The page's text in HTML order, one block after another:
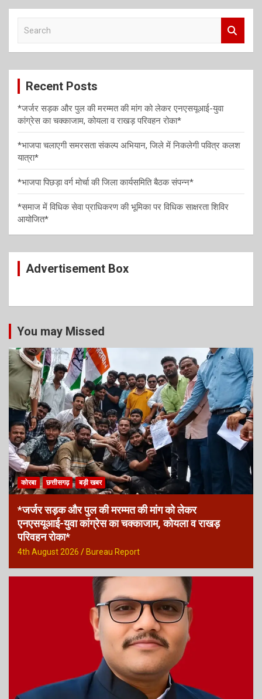
g
ac
Recent Posts
*जर्जर सड़क और पुल की मरम्मत की मांग को लेकर एनएसयूआई-युवा
कांग्रेस का चक्काजाम, कोयला व राखड़ परिवहन रोका*
*भाजपा चलाएगी समरसता संकल्प अभियान, जिले में निकलेगी पवित्र कलश
यात्रा*
*भाजपा पिछड़ा वर्ग मोर्चा की जिला कार्यसमिति बैठक संपन्न*
*समाज में विधिक सेवा प्राधिकरण की भूमिका पर विधिक साक्षरता शिविर
आयोजित*
Advertisement Box
You may Missed
कोरबा छत्तीसगढ़ बड़ी खबर
*जर्जर सड़क और पुल की मरम्मत की मांग को लेकर
एनएसयूआई-युवा कांग्रेस का चक्काजाम, कोयला व राखड़
परिवहन रोका*
4th August 2026 Bureau Report